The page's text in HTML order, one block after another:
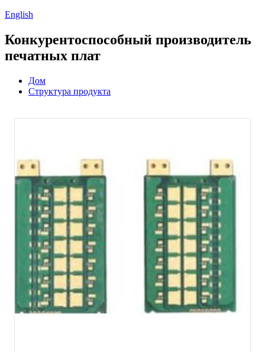
English
Конкурентоспособный производитель
печатных плат
Дом
Структура продукта